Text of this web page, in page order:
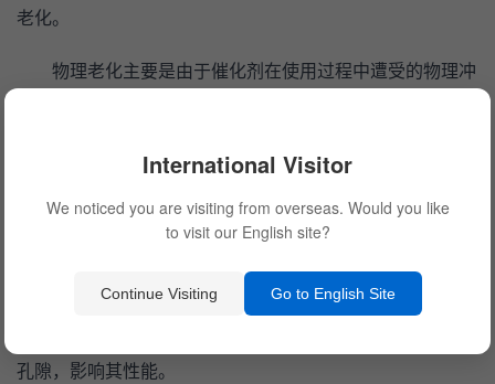
老化。
物理老化主要是由于催化剂在使用过程中遭受的物理冲
积的影响可能会导致催化效率的下降。
化学老化则更为复杂。脱硝催化剂在不使用状态下，仍
然会与空气中的水分、氧气及其他化学物质发生反应。例
如，催化剂表面可能会吸附空气中的水分，长时间的水分吸
附可能会导致催化剂表面活性点的被动化，从而降低催化效
孔隙，影响其性能。
International Visitor
We noticed you are visiting from overseas. Would you like
to visit our English site?
Continue Visiting Go to English Site